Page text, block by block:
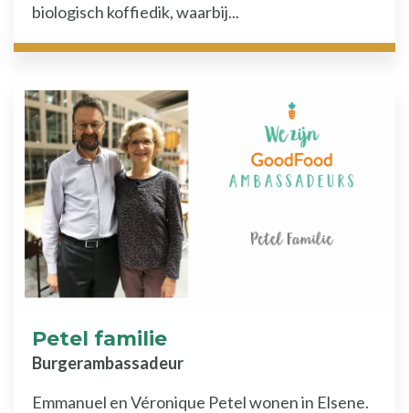
biologisch koffiedik, waarbij...
Petel familie
Burgerambassadeur
Emmanuel en Véronique Petel wonen in Elsene.